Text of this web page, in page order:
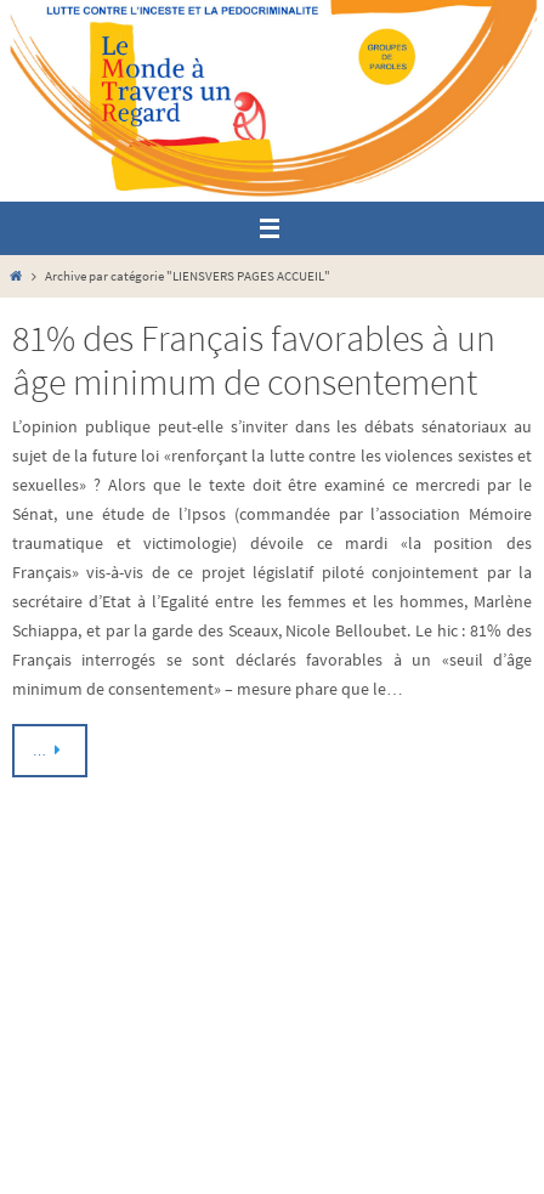
Passer
vers
contenu
HomeArchive par catégorie "LIENSVERS PAGES ACCUEIL"
81% des Français favorables à un
âge minimum de consentement
L’opinion publique peut-elle s’inviter dans les débats sénatoriaux au
sujet de la future loi «renforçant la lutte contre les violences sexistes et
sexuelles» ? Alors que le texte doit être examiné ce mercredi par le
Sénat, une étude de l’Ipsos (commandée par l’association Mémoire
traumatique et victimologie) dévoile ce mardi «la position des
Français» vis-à-vis de ce projet législatif piloté conjointement par la
secrétaire d’Etat à l’Egalité entre les femmes et les hommes, Marlène
Schiappa, et par la garde des Sceaux, Nicole Belloubet. Le hic : 81% des
Français interrogés se sont déclarés favorables à un «seuil d’âge
minimum de consentement» – mesure phare que le…
…